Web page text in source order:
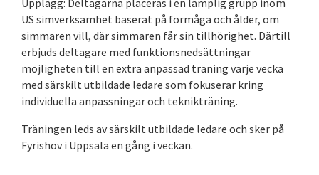
US simverksamhet baserat på förmåga och ålder, om
simmaren vill, där simmaren får sin tillhörighet. Därtill
erbjuds deltagare med funktionsnedsättningar
möjligheten till en extra anpassad träning varje vecka
med särskilt utbildade ledare som fokuserar kring
individuella anpassningar och teknikträning.
Träningen leds av särskilt utbildade ledare och sker på
Fyrishov i Uppsala en gång i veckan.